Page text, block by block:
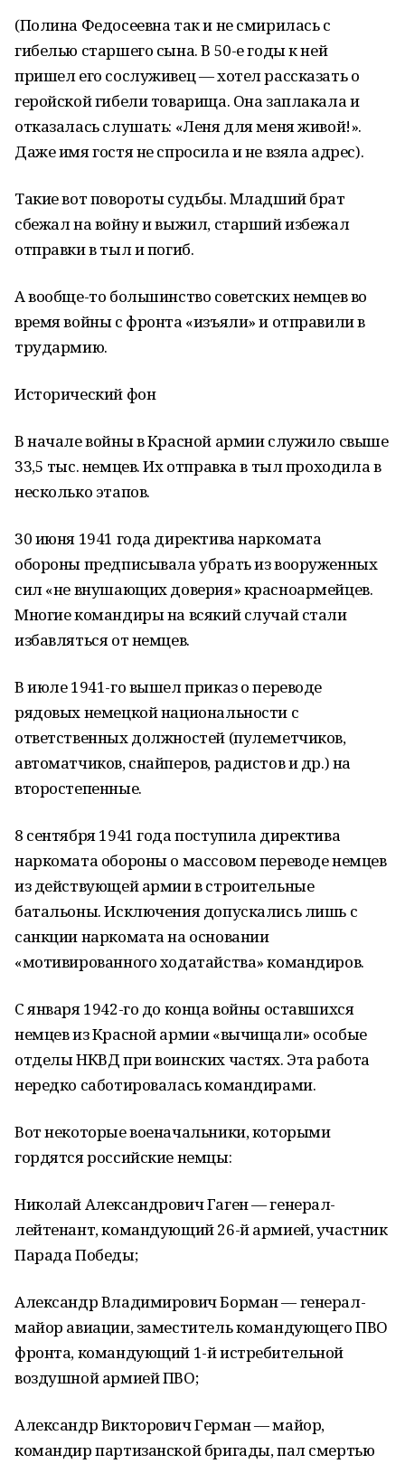
(Полина Федосеевна так и не смирилась с
гибелью старшего сына. В 50-е годы к ней
пришел его сослуживец — хотел рассказать о
геройской гибели товарища. Она заплакала и
отказалась слушать: «Леня для меня живой!».
Даже имя гостя не спросила и не взяла адрес).
Такие вот повороты судьбы. Младший брат
сбежал на войну и выжил, старший избежал
отправки в тыл и погиб.
А вообще-то большинство советских немцев во
время войны с фронта «изъяли» и отправили в
трудармию.
Исторический фон
В начале войны в Красной армии служило свыше
33,5 тыс. немцев. Их отправка в тыл проходила в
несколько этапов.
30 июня 1941 года директива наркомата
обороны предписывала убрать из вооруженных
сил «не внушающих доверия» красноармейцев.
Многие командиры на всякий случай стали
избавляться от немцев.
В июле 1941-го вышел приказ о переводе
рядовых немецкой национальности с
ответственных должностей (пулеметчиков,
автоматчиков, снайперов, радистов и др.) на
второстепенные.
8 сентября 1941 года поступила директива
наркомата обороны о массовом переводе немцев
из действующей армии в строительные
батальоны. Исключения допускались лишь с
санкции наркомата на основании
«мотивированного ходатайства» командиров.
С января 1942-го до конца войны оставшихся
немцев из Красной армии «вычищали» особые
отделы НКВД при воинских частях. Эта работа
нередко саботировалась командирами.
Вот некоторые военачальники, которыми
гордятся российские немцы:
Николай Александрович Гаген — генерал-
лейтенант, командующий 26-й армией, участник
Парада Победы;
Александр Владимирович Борман — генерал-
майор авиации, заместитель командующего ПВО
фронта, командующий 1-й истребительной
воздушной армией ПВО;
Александр Викторович Герман — майор,
командир партизанской бригады, пал смертью